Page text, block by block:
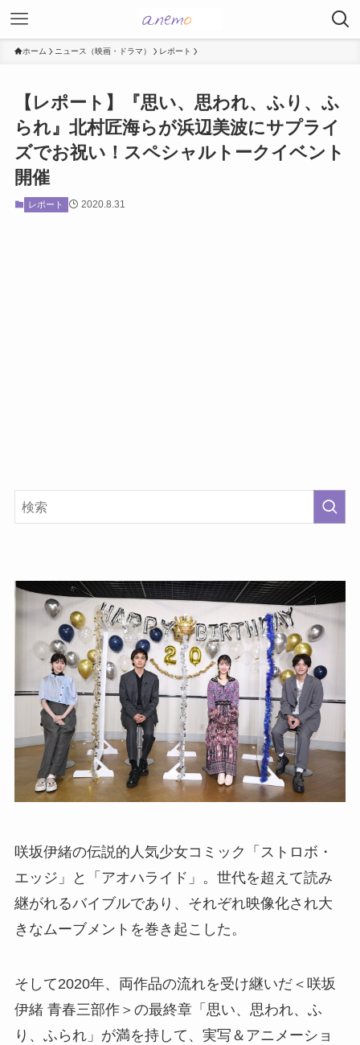
ホーム ニュース（映画・ドラマ） レポート
【レポート】『思い、思われ、ふり、ふ
られ』北村匠海らが浜辺美波にサプライ
ズでお祝い！スペシャルトークイベント
開催
レポート 2020.8.31
咲坂伊緒の伝説的人気少女コミック「ストロボ・
エッジ」と「アオハライド」。世代を超えて読み
継がれるバイブルであり、それぞれ映像化され大
きなムーブメントを巻き起こした。
そして2020年、両作品の流れを受け継いだ＜咲坂
伊緒 青春三部作＞の最終章「思い、思われ、ふ
り、ふられ」が満を持して、実写＆アニメーショ